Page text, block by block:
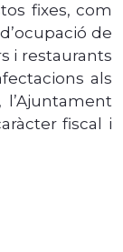
fixes, com
de
i restaurants
als
fiscal i